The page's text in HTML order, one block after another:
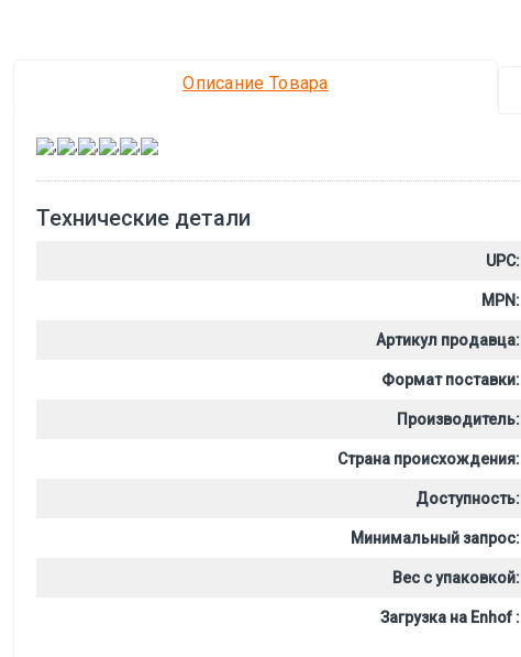
Описание Товара
, , , , ,
Технические детали
UPC:
MPN:
Артикул продавца:
Формат поставки:
Производитель:
Страна происхождения:
Доступность:
Минимальный запрос:
Вес с упаковкой:
Загрузка на Enhof :